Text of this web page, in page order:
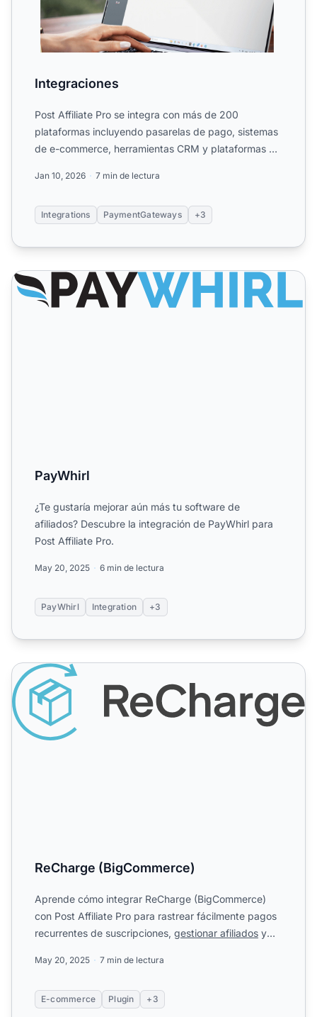
Integraciones
Post Affiliate Pro se integra con más de 200
plataformas incluyendo pasarelas de pago, sistemas
de e-commerce, herramientas CRM y plataformas de
Jan 10, 2026 7 min de lectura
Integrations PaymentGateways +3
PayWhirl
PayWhirl
¿Te gustaría mejorar aún más tu software de
afiliados? Descubre la integración de PayWhirl para
Post Affiliate Pro.
May 20, 2025 6 min de lectura
PayWhirl Integration +3
ReCharge (BigCommerce)
ReCharge (BigCommerce)
Aprende cómo integrar ReCharge (BigCommerce)
con Post Affiliate Pro para rastrear fácilmente pagos
recurrentes de suscripciones, gestionar afiliados y
May 20, 2025 7 min de lectura
E-commerce Plugin +3